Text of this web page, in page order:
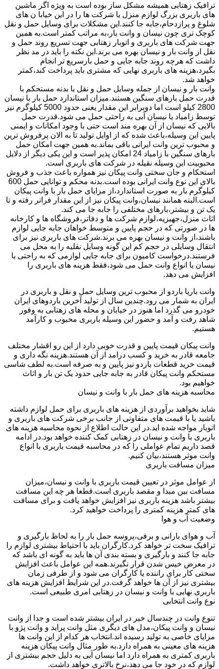
ترافیک زهتابی همیشه مشکل ساز بوده است به ویژه اگر ماشین
های باربری بزرگ لوازم منزل یا شرکت ها را در این خیابا ن های
شلوغ و پرازدحام،جابه جا کنند.این مشکلات برای وسایل حمل و نقل
کوچک تری چون نیسان و وانت بار،به مراتب کمتر است.به همین
جهت شرکت های باربری و اتوبار زهتابی جهت تسریع روند حمل و
نقل از وانت بار و نیسان بهره می برند.این نکته را باید در مد نظر
داشت که هرچه روند جابه جایی و حمل بارسریع تر انجام
بگیرد،هزینه های باربری نهایی که مشتری باید پرداخت کند،کمتر
خواهد شد.
وانت بار و نیسان از جمله وسایل حمل و نقل با بدنه مستحکم با
قدرت حمل بارهای سنگین هستند.میزان استاندارد حمل بار با نیسان
2800 کیلو است اما دوبرابر این مقدار یعنی حدود 5000 کیلوگرم نیز
توسط زامیاد یا نیسان آبی به راحتی حمل می شود.قدرت حمل
بالایی که نیسان از آن بهره مند است حتی با وجود امکانات و ایمنی
پایین این وسیله،باعث شده که از اوایل تولید تا به الان پرفروش ترین
و محبوب ترین وانت ایرانی باقی بماند.به همین جهت امکان حمل
بارهای سنگین با زامیاد 24 امکان پذیر است و این یکی دیگر از دلایل
محبوبیت این وسیله نقیله در شرکت های باربری است.
استحکام و جان سختی وانت پیکان نیز همواره باعث جذب و فروش
بالای این نوع وانت ایرانی بوده است.بدنه محکم و توانایی حمل 600
کیلوگرم بار به صورت استاندارد،از مزایای حمل بار با وانت پیکان
است.البته همانند نیسان،وانت پیکان نیز از این مقدار فراتر رفته و تا
یک تن و بیشتر،بارهای مختلفی را جابه جا می کند.
اثاث منزل،جهیزیه،لوازم شرکت ها و دفاتر،فروشگاه ها و کارخانه
ها در صورتی که در حجم پایین و متوسط خواهان جابه جایی لوازم
باشند،از وانت و نیسان بهره می برند.شرکت های باربری نیز برای
انتقال وسایلی در حجم کم این گونه وسایل نقلیه را به محل می
فرستند.درخواست کامیون برای جابه جایی لوازمی که به راحتی با
نیسان یا انواع وانت حمل می شود،فقط هزینه های باربری را
افزایش می دهد.
وانت باریا باردو از محبوب ترین وسایل حمل و نقل و باربری در
ایران به شمار می رود.چندین سال از تولید آخرین باردوهای ایران
خودرو می گذرد اما هنوز در خیابان و محله های زهتابی به وفور
شاهد رفت و آمد و حضور این وسیله باربری محبوب و کارآمد
هستیم.
وانت پیکان قیمت پایین و قدرت خوبی دارد از این رو اقشار مختلف
جامعه قادر به خرید و کسب درامد از آن هستند.هزینه نگه داری و
قیمت خرید قطعات باردو نیز پایین و به صرفه است.به لطف شاسی
مستحکم وانت پیکان قادر به جابه جایی حدود یک تن بار و اثاث
خواهیم بود.
محاسبه هزینه های حمل بار با وانت و نیسان
شاید بخواهید برآوردی از هزینه های باربری برای حمل لوازم داشته
باشید یا با قیمت های متفاوتی از جانب برخی شرکت های باربری و
اتوبار مواجه شده اید.در این حالت اطلاع از نحوه محاسبه هزینه های
باربری با وانت و نیسان در زهتابی کمک کننده خواهد بود.در ادامه
قصد داریم تمام عواملی را که در محاسبه قیمت باربری با انواع
وانت موثر هستند،بیان کنیم.
میزان مسافت باربری
از عوامل موثر در تعیین قیمت باربری با وانت و نیسان،میزان
مسافت بین مبدا و مقصد باربری است.قطعا هر چه این مسافت
بیشتر باشد هزینه باربری نیز افزایش خواهد یافت و برای مسافت
های کمتر هزینه کمتری را پرداخت خواهید کرد.
وضعیت آب و هوا
آب و هوای بارانی و برفی،پروسه حمل بار را به لحاظ بارگیری و
ترافیک سخت تر خواهد کرد.کارگران باید با احتیاط بیشتری لوازم را
جابه جا کنند و بارگیری و بسته بندی آن ها باید به گونه ای باشد که
در معرض خیس شدن قرار نگیرند.همه این عوامل باعث افزایش
سختی کار برای راننده یا کارگران می شود و از طرفی زمان
بیشتری نیز از آن ها خواهد گرفت.در این شرایط افزایش هزینه های
باربری نهایی با وانت و نیسان در زهتابی امری طبیعی است.
نوع وانت انتخابی
تنوع وانت در چندسال خیر در ایران بیشتر شده است و جدا از وانت
نیسان و وانت پیکان،مدل های دیگری مثل وانت پراید و وانت پژو با
مزایای خاصی به تولید رسیده اند.انتخاب هر کدام از این وانت ها
هزینه های معینی به همراه دارد.به طور مثال وانت پیکان هزینه
باربری کمتری به همراه دارد اما نیسان آبی به دلیل حجم بیشتری از
لوازم که در خود جا می دهد،نرخ بالاتری خواهد داشت.